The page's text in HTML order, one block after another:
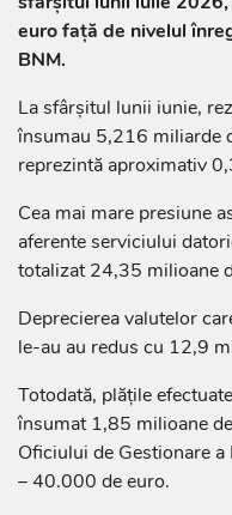
euro față de nivelul
BNM.
La sfârșitul lunii iunie,
însumau 5,216 miliarde
reprezintă aproximativ
Cea mai mare presiune
aferente serviciului
totalizat 24,35 milioane
Deprecierea valutelor
le-au au redus cu 12,9
Totodată, plățile
însumat 1,85 milioane
Oficiului de Gestionare
– 40.000 de euro.